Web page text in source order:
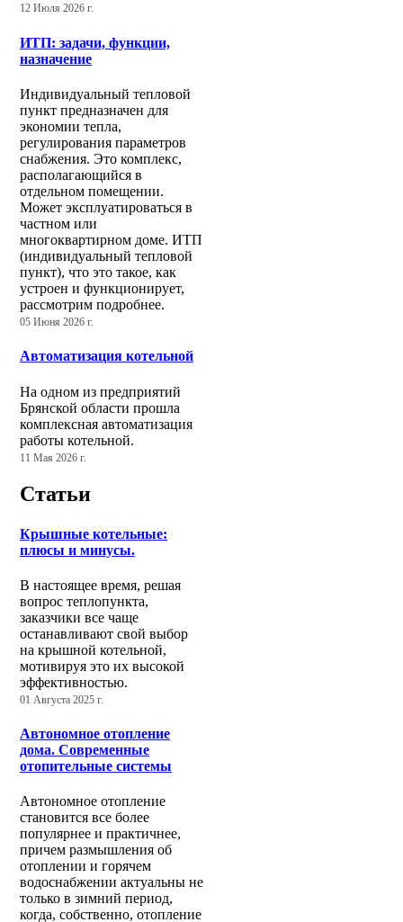
12 Июля 2026 г.
ИТП: задачи, функции,
назначение
Индивидуальный тепловой
пункт предназначен для
экономии тепла,
регулирования параметров
снабжения. Это комплекс,
располагающийся в
отдельном помещении.
Может эксплуатироваться в
частном или
многоквартирном доме. ИТП
(индивидуальный тепловой
пункт), что это такое, как
устроен и функционирует,
рассмотрим подробнее.
05 Июня 2026 г.
Автоматизация котельной
На одном из предприятий
Брянской области прошла
комплексная автоматизация
работы котельной.
11 Мая 2026 г.
Статьи
Крышные котельные:
плюсы и минусы.
В настоящее время, решая
вопрос теплопункта,
заказчики все чаще
останавливают свой выбор
на крышной котельной,
мотивируя это их высокой
эффективностью.
01 Августа 2025 г.
Автономное отопление
дома. Современные
отопительные системы
Автономное отопление
становится все более
популярнее и практичнее,
причем размышления об
отоплении и горячем
водоснабжении актуальны не
только в зимний период,
когда, собственно, отопление